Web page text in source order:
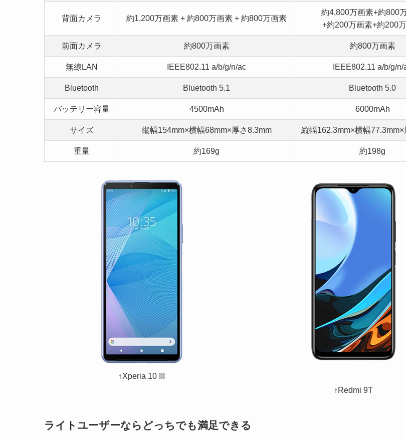
背面カメラ 約1,200万画素 + 約800万画素 + 約800万画素
約4,800万画素+約800
+約200万画素+約200
前面カメラ 約800万画素 約800万画素
無線LAN IEEE802.11 a/b/g/n/ac IEEE802.11 a/b/g/n/
Bluetooth Bluetooth 5.1 Bluetooth 5.0
バッテリー容量 4500mAh 6000mAh
サイズ 縦幅154mm×横幅68mm×厚さ8.3mm 縦幅162.3mm×横幅77.3mm×
重量 約169g 約198g
↑Xperia 10 III
↑Redmi 9T
ライトユーザーならどっちでも満足できる